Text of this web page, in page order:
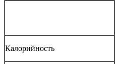
Калорийность